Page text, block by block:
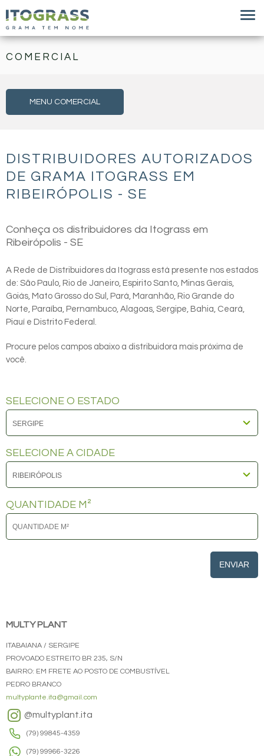
COMERCIAL
MENU COMERCIAL
DISTRIBUIDORES AUTORIZADOS
DE GRAMA ITOGRASS EM
RIBEIRÓPOLIS - SE
Conheça os distribuidores da Itograss em
Ribeirópolis - SE
A Rede de Distribuidores da Itograss está presente nos estados
de: São Paulo, Rio de Janeiro, Espirito Santo, Minas Gerais,
Goiás, Mato Grosso do Sul, Pará, Maranhão, Rio Grande do
Norte, Paraíba, Pernambuco, Alagoas, Sergipe, Bahia, Ceará,
Piauí e Distrito Federal.
Procure pelos campos abaixo a distribuidora mais próxima de
você.
SELECIONE O ESTADO
SELECIONE A CIDADE
QUANTIDADE M²
ENVIAR
MULTY PLANT
ITABAIANA / SERGIPE
PROVOADO ESTREITO BR 235, S/N
BAIRRO: EM FRETE AO POSTO DE COMBUSTÍVEL
PEDRO BRANCO
multyplante.ita@gmail.com
@multyplant.ita
(79) 99845-4359
(79) 99966-3226